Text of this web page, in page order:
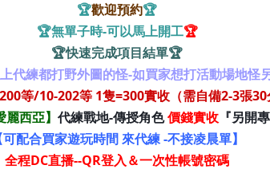
🏆歡迎預約🏆
🏆無單子時-可以馬上開工🏆
🏆快速完成項目結單🏆
代練都打野外圖的怪-如買家想打活動場地怪
等/10-202等 1隻=300實收（需自備2-3張30
麗西亞】 代練戰地-傳授角色價錢實收『另開專
可配合買家遊玩時間 來代練 -不接凌晨單】
全程DC直播--QR登入＆一次性帳號密碼